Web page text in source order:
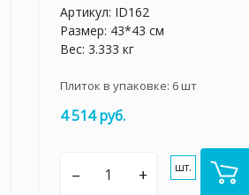
Артикул: ID162
Размер: 43*43 см
Вес: 3.333 кг
Плиток в упаковке: 6шт
4 514 руб.
– + шт.